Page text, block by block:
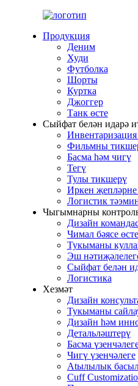
Продукция
Деним
Худи
Футболка
Шорты
Куртка
Джоггер
Танк өсте
Сыйфат белән идарә
Инвентаризация
Фильмны
Басма һәм чигү
Тегү
Тулы тикшерү
Иркен
Логистик
Чыгымнарны
Дизайн
Чимал бәясе
Тукыманы
Эш
Сыйфат белән
Логистика
Хезмәт
Дизайн
Тукыманы
Дизайн һәм
Детальләштерү
Басма
Чигү үзенчәлеге
Atылылык
Cuff